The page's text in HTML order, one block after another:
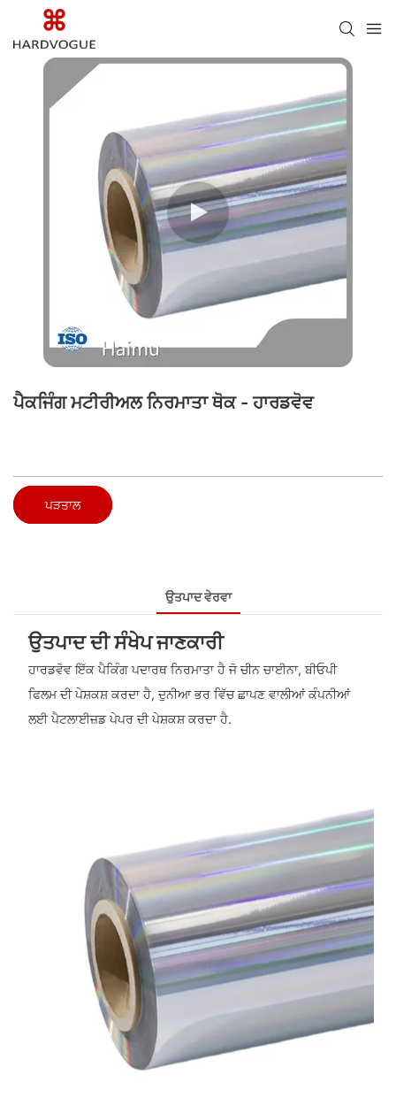
ਪੈਕਜਿੰਗ ਮਟੀਰੀਅਲ ਨਿਰਮਾਤਾ ਥੋਕ - ਹਾਰਡਵੋਵ
ਪੜਤਾਲ
ਉਤਪਾਦ ਵੇਰਵਾ
ਉਤਪਾਦ ਦੀ ਸੰਖੇਪ ਜਾਣਕਾਰੀ
ਹਾਰਡਵੋਵ ਇੱਕ ਪੈਕਿੰਗ ਪਦਾਰਥ ਨਿਰਮਾਤਾ ਹੈ ਜੋ ਚੀਨ ਚਾਈਨਾ, ਬੀਓਪੀ
ਫਿਲਮ ਦੀ ਪੇਸ਼ਕਸ਼ ਕਰਦਾ ਹੈ, ਦੁਨੀਆ ਭਰ ਵਿੱਚ ਛਾਪਣ ਵਾਲੀਆਂ ਕੰਪਨੀਆਂ
ਲਈ ਪੈਟਲਾਈਜ਼ਡ ਪੇਪਰ ਦੀ ਪੇਸ਼ਕਸ਼ ਕਰਦਾ ਹੈ.